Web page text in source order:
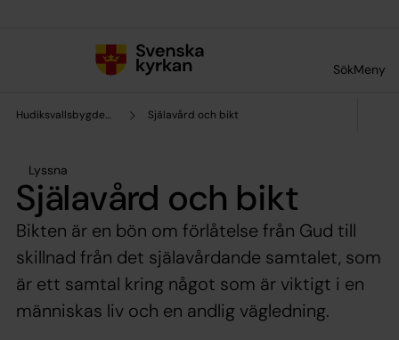
SökMeny
Hudiksvallsbygdens församling Själavård och bikt
Lyssna
Själavård och bikt
Bikten är en bön om förlåtelse från Gud till
skillnad från det själavårdande samtalet, som
är ett samtal kring något som är viktigt i en
människas liv och en andlig vägledning.